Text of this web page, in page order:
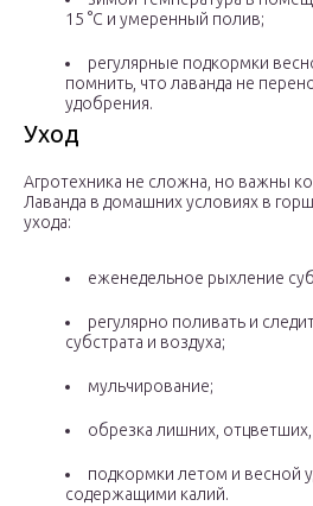
15 °С и умеренный полив;
регулярные подкормки
помнить, что лаванда не
удобрения.
Уход
Агротехника не сложна, но важны
Лаванда в домашних условиях в
ухода:
еженедельное рыхление
регулярно поливать и
субстрата и воздуха;
мульчирование;
обрезка лишних,
подкормки летом и весной
содержащими калий.